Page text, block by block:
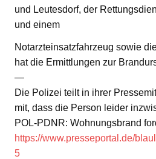
und Leutesdorf, der
und einem
Notarzteinsatzfahrzeug sowie
hat die Ermittlungen zur
—
Die Polizei teilt in ihrer
mit, dass die Person leider
POL-PDNR: Wohnungsbrand
https://www.presseportal.de/
5